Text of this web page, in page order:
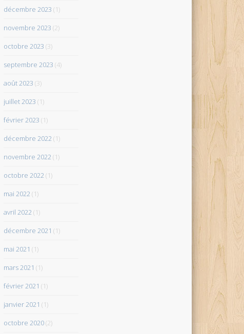
décembre 2023 (1)
novembre 2023 (2)
octobre 2023 (3)
septembre 2023 (4)
août 2023 (3)
juillet 2023 (1)
février 2023 (1)
décembre 2022 (1)
novembre 2022 (1)
octobre 2022 (1)
mai 2022 (1)
avril 2022 (1)
décembre 2021 (1)
mai 2021 (1)
mars 2021 (1)
février 2021 (1)
janvier 2021 (1)
octobre 2020(2)